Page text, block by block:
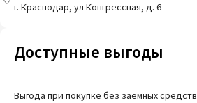
г. Краснодар, ул Конгрессная, д. 6
Доступные выгоды
Выгода при покупке без заемных средств